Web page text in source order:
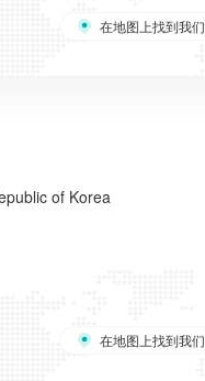
在地图上找到我们
of Korea
在地图上找到我们